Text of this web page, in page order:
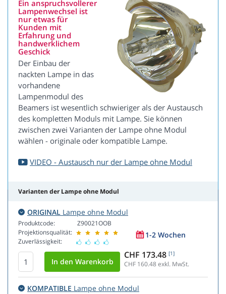
Ein anspruchsvollerer
Lampenwechsel ist
nur etwas für
Kunden mit
Erfahrung und
handwerklichem
Geschick
Der Einbau der
nackten Lampe in das
vorhandene
Lampenmodul des
Beamers ist wesentlich schwieriger als der Austausch
des kompletten Moduls mit Lampe. Sie können
zwischen zwei Varianten der Lampe ohne Modul
wählen - originale oder kompatible Lampe.
VIDEO - Austausch nur der Lampe ohne Modul
Varianten der Lampe ohne Modul
ORIGINAL Lampe ohne Modul
Produktcode:
Projektionsqualität:
Zuverlässigkeit:
Z90021OOB
1-2 Wochen
CHF 173.48 [1]
CHF 160.48exkl. MwSt.
KOMPATIBLE Lampe ohne Modul